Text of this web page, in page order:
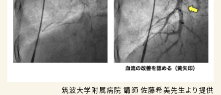
筑波大学附属病院 講師 佐藤希美先生より提供